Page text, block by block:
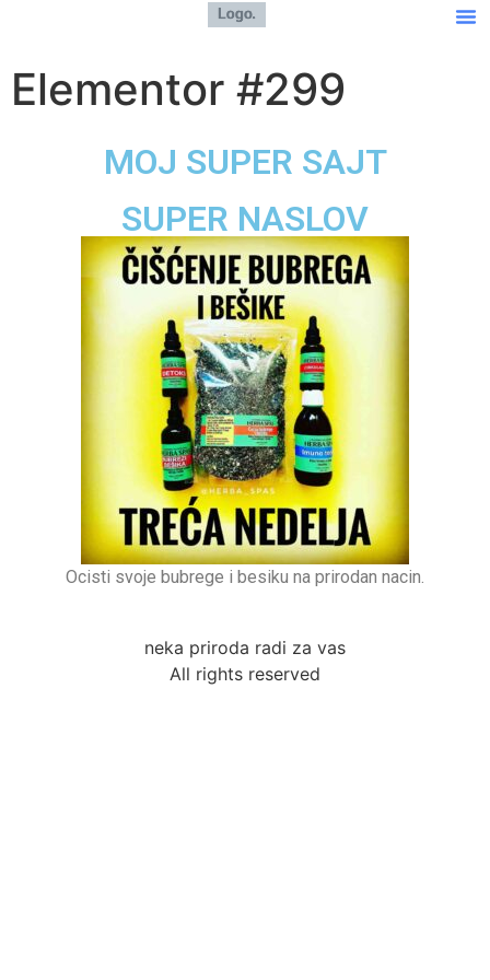
Elementor #299
MOJ SUPER SAJT
SUPER NASLOV
Ocisti svoje bubrege i besiku na prirodan nacin.
neka priroda radi za vas
All rights reserved